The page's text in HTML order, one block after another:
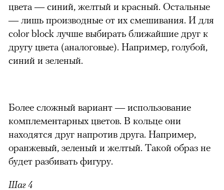
цвета — синий, желтый и красный. Остальные
— лишь производные от их смешивания. И для
color block лучше выбирать ближайшие друг к
другу цвета (аналоговые). Например, голубой,
синий и зеленый.
Более сложный вариант — использование
комплементарных цветов. В кольце они
находятся друг напротив друга. Например,
оранжевый, зеленый и желтый. Такой образ не
будет разбивать фигуру.
Шаг 4